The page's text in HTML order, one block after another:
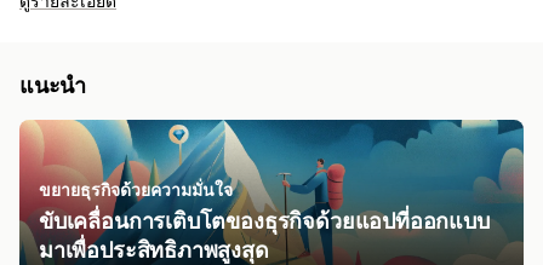
แนะนำ
ขยายธุรกิจด้วยความมั่นใจ
ขับเคลื่อนการเติบโตของธุรกิจด้วยแอปที่ออกแบบ
มาเพื่อประสิทธิภาพสูงสุด